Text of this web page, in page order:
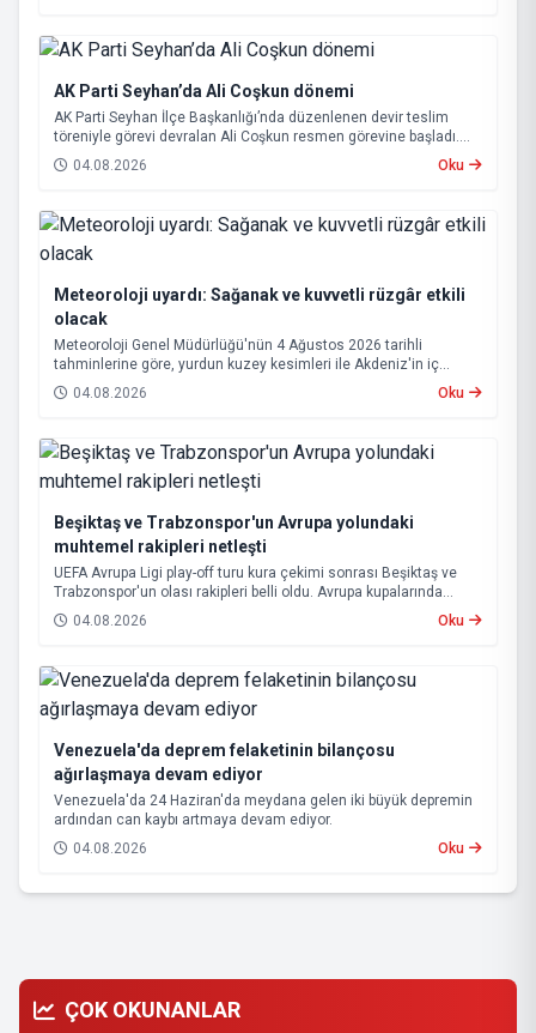
AK Parti Seyhan’da Ali Coşkun dönemi
AK Parti Seyhan İlçe Başkanlığı’nda düzenlenen devir teslim
töreniyle görevi devralan Ali Coşkun resmen görevine başladı.
Hizmet vurgusu yapan Coşkun, “AK Partili olmak, bu ülkenin her
metrekaresine sevdalı olmaktır” dedi.
04.08.2026 Oku
Meteoroloji uyardı: Sağanak ve kuvvetli rüzgâr etkili
olacak
Meteoroloji Genel Müdürlüğü'nün 4 Ağustos 2026 tarihli
tahminlerine göre, yurdun kuzey kesimleri ile Akdeniz'in iç
bölgelerinde yer yer sağanak ve gök gürültülü sağanak yağış
bekleniyor.
04.08.2026 Oku
Beşiktaş ve Trabzonspor'un Avrupa yolundaki
muhtemel rakipleri netleşti
UEFA Avrupa Ligi play-off turu kura çekimi sonrası Beşiktaş ve
Trabzonspor'un olası rakipleri belli oldu. Avrupa kupalarında
yoluna devam eden Beşiktaş ve Trabzonspor, grup aşamasına
kalabilmek için kritik eşleşmelerle karşı karşıya gelecek.
04.08.2026 Oku
Venezuela'da deprem felaketinin bilançosu
ağırlaşmaya devam ediyor
Venezuela'da 24 Haziran'da meydana gelen iki büyük depremin
ardından can kaybı artmaya devam ediyor.
04.08.2026
Oku
ÇOK OKUNANLAR